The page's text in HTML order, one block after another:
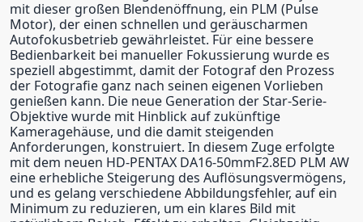
mit dieser großen Blendenöffnung, ein PLM (Pulse
Motor), der einen schnellen und geräuscharmen
Autofokusbetrieb gewährleistet. Für eine bessere
Bedienbarkeit bei manueller Fokussierung wurde es
speziell abgestimmt, damit der Fotograf den Prozess
der Fotografie ganz nach seinen eigenen Vorlieben
genießen kann. Die neue Generation der Star-Serie-
Objektive wurde mit Hinblick auf zukünftige
Kameragehäuse, und die damit steigenden
Anforderungen, konstruiert. In diesem Zuge erfolgte
mit dem neuen HD-PENTAX DA16-50mmF2.8ED PLM AW
eine erhebliche Steigerung des Auflösungsvermögens,
und es gelang verschiedene Abbildungsfehler, auf ein
Minimum zu reduzieren, um ein klares Bild mit